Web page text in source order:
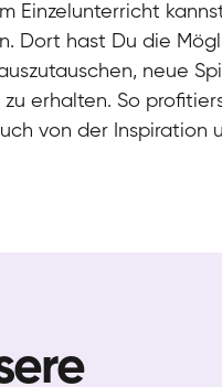
Einzelunterricht
Dort hast Du die
neue
zu erhalten. So
von der Inspiration